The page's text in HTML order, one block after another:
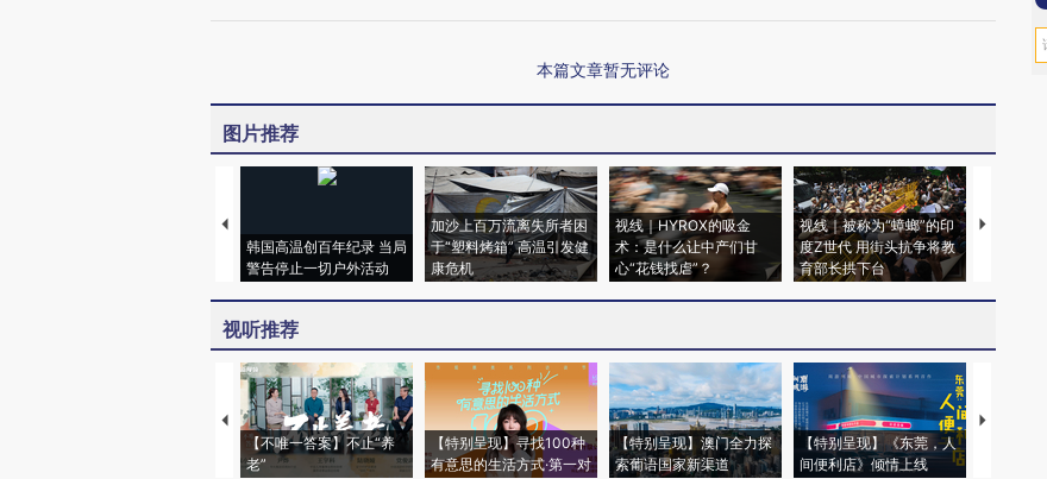
本篇文章暂无评论
图片推荐
韩国高温创百年纪录 当局
警告停止一切户外活动
加沙上百万流离失所者困
于“塑料烤箱” 高温引发健
康危机
视线｜HYROX的吸金
术：是什么让中产们甘
心“花钱找虐”？
视线｜被称为“蟑螂”的印
度Z世代 用街头抗争将教
育部长拱下台
视线｜“
视听推荐
【不唯一答案】不止“养
老”
【特别呈现】寻找100种
有意思的生活方式·第一对
【特别呈现】澳门全力探
索葡语国家新渠道
【特别呈现】《东莞，人
间便利店》倾情上线
【推广】